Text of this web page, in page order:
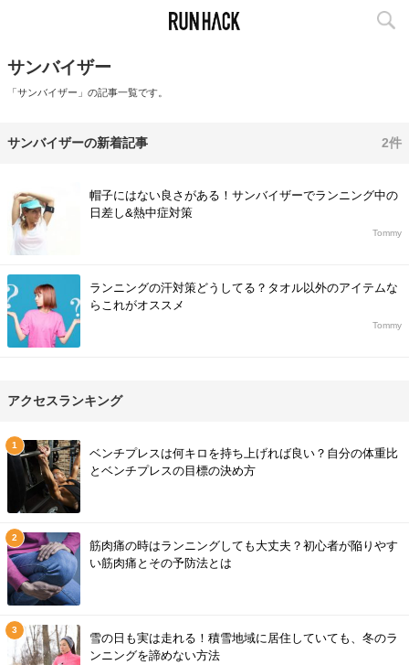
サンバイザー
「サンバイザー」の記事一覧です。
サンバイザーの新着記事 2件
帽子にはない良さがある！サンバイザーでランニング中の
日差し&熱中症対策
Tommy
ランニングの汗対策どうしてる？タオル以外のアイテムな
らこれがオススメ
Tommy
アクセスランキング
ベンチプレスは何キロを持ち上げれば良い？自分の体重比
とベンチプレスの目標の決め方
筋肉痛の時はランニングしても大丈夫？初心者が陥りやす
い筋肉痛とその予防法とは
雪の日も実は走れる！積雪地域に居住していても、冬のラ
ンニングを諦めない方法